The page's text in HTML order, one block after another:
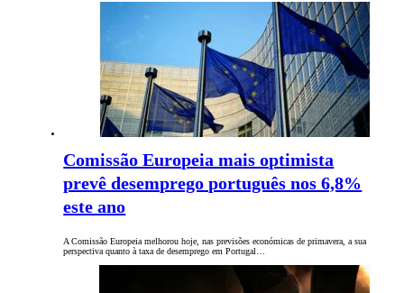
Comissão Europeia mais optimista
prevê desemprego português nos 6,8%
este ano
A Comissão Europeia melhorou hoje, nas previsões económicas de primavera, a sua
perspectiva quanto à taxa de desemprego em Portugal…